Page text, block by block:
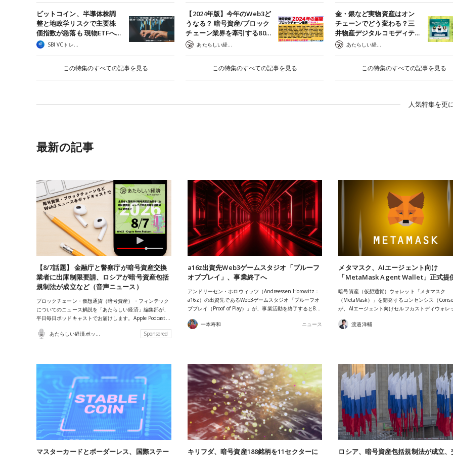
ビットコイン、半導体株調
整と地政学リスクで主要株
価指数が急落も 現物ETFへ…
SBI VCトレード
この特集のすべての記事を見る
【2024年版】今年のWeb3ど
うなる？ 暗号資産/ブロック
チェーン業界を牽引する80…
あたらしい経済 編集部
この特集のすべての記事を見る
金・銀など実物資産はオン
チェーンでどう変わる？三
井物産デジタルコモディテ…
あたらしい経済 編集部
この特集のすべての記事を見る
人気特集を更
最新の記事
【8/7話題】 金融庁と警察庁が暗号資産交換
業者に出庫制限要請、ロシアが暗号資産包括
規制法が成立など（音声ニュース）
ブロックチェーン・仮想通貨（暗号資産）・フィンテック
についてのニュース解説を「あたらしい経済」編集部が、
平日毎日ポッドキャストでお届けします。Apple Podcast…
Sponsored
a16z出資先Web3ゲームスタジオ「プルーフ
オブプレイ」、事業終了へ
アンドリーセン・ホロウィッツ（Andreessen Horowitz：
a16z）の出資先であるWeb3ゲームスタジオ「プルーフオ
ブプレイ（Proof of Play）」が、事業活動を終了すると8…
一本寿和 ニュース
メタマスク、AIエージェント向け
「MetaMask Agent Wallet」正式提
暗号資産（仮想通貨）ウォレット「メタマスク
（MetaMask）」を開発するコンセンシス（
が、AIエージェント向けセルフカストディウォ
渡邉洋輔
マスターカードとボーダーレス、国際ステー
キリフダ、暗号資産188銘柄を11セクターに
ロシア、暗号資産包括規制法が成立、